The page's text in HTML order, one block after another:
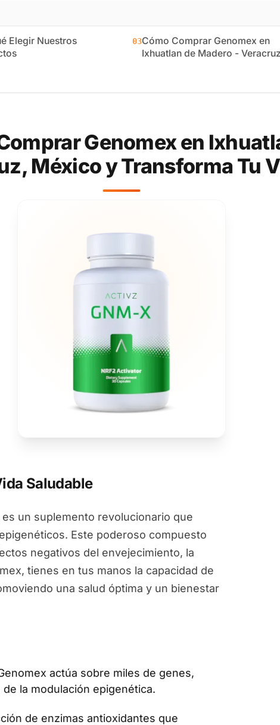
Elegir Nuestros
03Cómo Comprar Genomex en
Ixhuatlan de Madero - Veracruz
Genomex en
México y Transforma Tu
Saludable
un suplemento revolucionario que
Este poderoso compuesto
negativos del envejecimiento, la
tienes en tus manos la capacidad de
una salud óptima y un bienestar
actúa sobre miles de genes,
la modulación epigenética.
de enzimas antioxidantes que